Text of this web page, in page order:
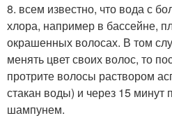
8. всем известно, что вода с
хлора, например в бассейне,
окрашенных волосах. В том
менять цвет своих волос, то
протрите волосы раствором
стакан воды) и через 15
шампунем.